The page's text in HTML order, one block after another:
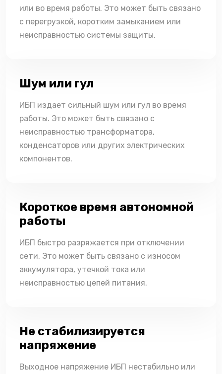
или во время работы. Это может быть связано
с перегрузкой, коротким замыканием или
неисправностью системы защиты.
Шум или гул
ИБП издает сильный шум или гул во время
работы. Это может быть связано с
неисправностью трансформатора,
конденсаторов или других электрических
компонентов.
Короткое время автономной
работы
ИБП быстро разряжается при отключении
сети. Это может быть связано с износом
аккумулятора, утечкой тока или
неисправностью цепей питания.
Не стабилизируется
напряжение
Выходное напряжение ИБП нестабильно или